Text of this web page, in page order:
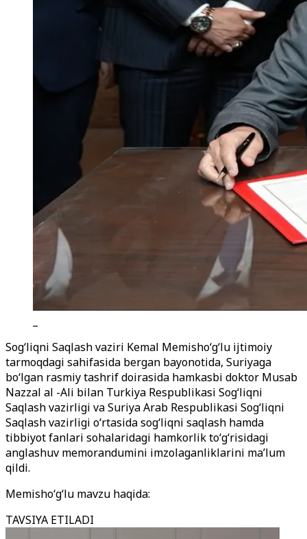
Sog‘liqni Saqlash vaziri Kemal Memisho‘g‘lu ijtimoiy
tarmoqdagi sahifasida bergan bayonotida, Suriyaga
bo‘lgan rasmiy tashrif doirasida hamkasbi doktor Musab
Nazzal al -Ali bilan Turkiya Respublikasi Sog‘liqni
Saqlash vazirligi va Suriya Arab Respublikasi Sog‘liqni
Saqlash vazirligi o‘rtasida sog‘liqni saqlash hamda
tibbiyot fanlari sohalaridagi hamkorlik to‘g‘risidagi
anglashuv memorandumini imzolaganliklarini ma’lum
qildi.
Memisho‘g‘lu mavzu haqida:
TAVSIYA ETILADI